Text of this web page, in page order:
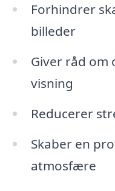
Forhindrer
billeder
Giver råd om
visning
Reducerer
Skaber en
atmosfære